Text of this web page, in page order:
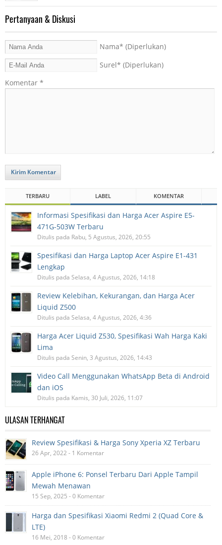
Pertanyaan & Diskusi
Nama* (Diperlukan)
Surel* (Diperlukan)
Komentar *
Kirim Komentar
TERBARU LABEL KOMENTAR
Informasi Spesifikasi dan Harga Acer Aspire E5-
471G-503W Terbaru
Ditulis pada Rabu, 5 Agustus, 2026, 20:55
Spesifikasi dan Harga Laptop Acer Aspire E1-431
Lengkap
Ditulis pada Selasa, 4 Agustus, 2026, 14:18
Review Kelebihan, Kekurangan, dan Harga Acer
Liquid Z500
Ditulis pada Selasa, 4 Agustus, 2026, 4:36
Harga Acer Liquid Z530, Spesifikasi Wah Harga Kaki
Lima
Ditulis pada Senin, 3 Agustus, 2026, 14:43
Video Call Menggunakan WhatsApp Beta di Android
dan iOS
Ditulis pada Kamis, 30 Juli, 2026, 11:07
ULASAN TERHANGAT
Review Spesifikasi & Harga Sony Xperia XZ Terbaru
26 Apr, 2022 - 1 Komentar
Apple iPhone 6: Ponsel Terbaru Dari Apple Tampil
Mewah Menawan
15 Sep, 2025 - 0 Komentar
Harga dan Spesifikasi Xiaomi Redmi 2 (Quad Core &
LTE)
16 Mei, 2018 - 0 Komentar